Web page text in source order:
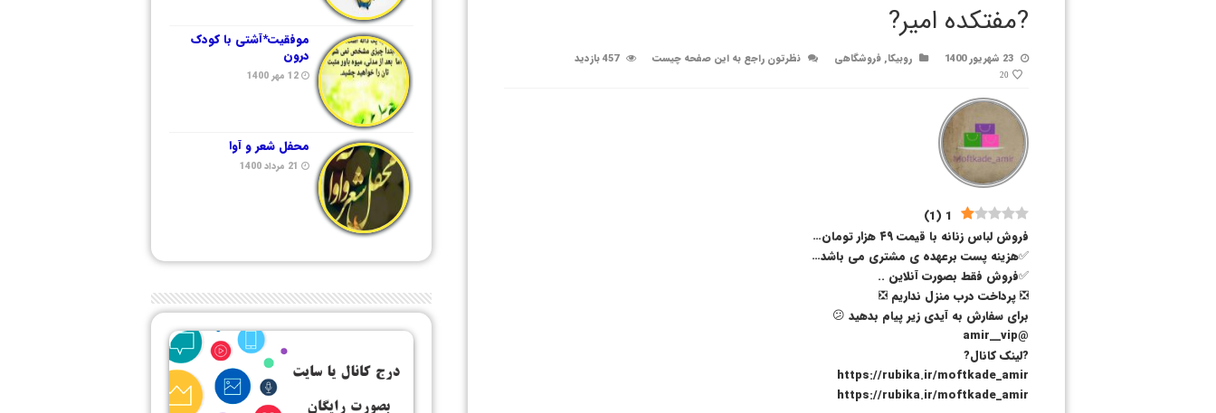
?مفتکده امیر?
23 شهریور 1400 روبیکا,فروشگاهی نظرتون راجع به این صفحه چیست 457 بازدید
20
1
(
1
)
فروش لباس زنانه با قیمت ۴۹ هزار تومان…
✅هزینه پست برعهده ی مشتری می باشد…
✅فروش فقط بصورت آنلاین ..
❎ پرداخت درب منزل نداریم ❎
برای سفارش به آیدی زیر پیام بدهید 😕
@amir__vip
?لینک کانال?
https://rubika.ir/moftkade_amir
https://rubika.ir/moftkade_amir
موفقیت*آشتی با کودک
درون
12 مهر 1400
محفل شعر و آوا
21 مرداد 1400